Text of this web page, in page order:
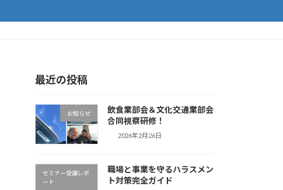
最近の投稿
お知らせ
飲食業部会＆文化交通業部会
合同視察研修！
2026年2月26日
セミナー受講レポ
ート
職場と事業を守るハラスメン
ト対策完全ガイド